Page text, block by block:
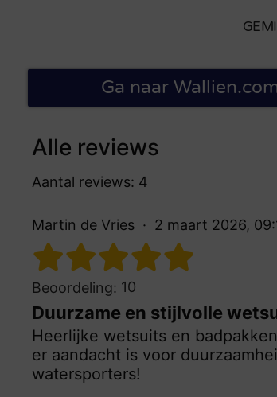
Ga naar
Alle reviews
Aantal reviews: 4
Martin de Vries 2 maart 2026,
Beoordeling: 10
Duurzame en stijlvolle
Heerlijke wetsuits en
er aandacht is voor
watersporters!